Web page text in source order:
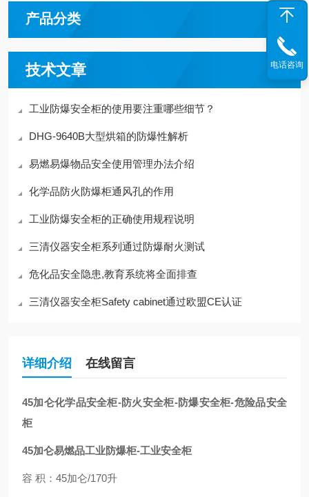
产品分类
技术文章
工业防爆安全柜的使用要注重哪些细节？
DHG-9640B大型烘箱的防爆性解析
易燃易爆物品安全使用管理办法介绍
化学品防火防爆柜通风孔的作用
工业防爆安全柜的正确使用规程说明
三清仪器安全柜系列通过防爆耐火测试
危化品安全隐患,教育系统将全面排查
三清仪器安全柜Safety cabinet通过欧盟CE认证
详细介绍 在线留言
45加仑化学品安全柜-防火安全柜-防爆安全柜-危险品安全
柜
45加仑易燃品工业防爆柜-工业安全柜
容 积：45加仑/170升
电话咨询